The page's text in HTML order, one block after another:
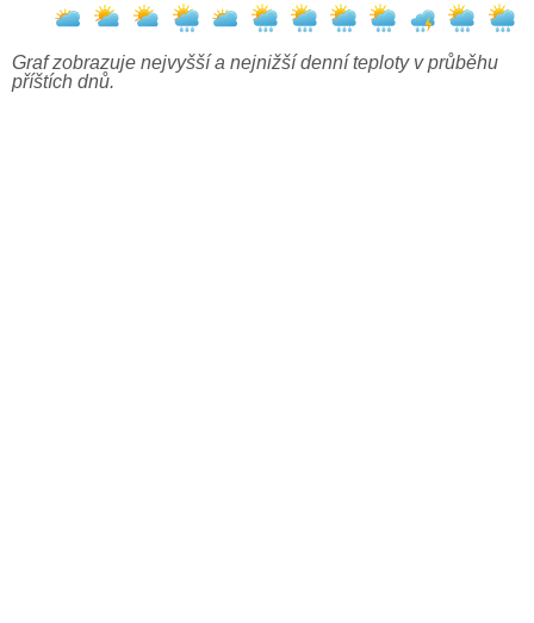
Graf zobrazuje nejvyšší a nejnižší denní teploty v průběhu
příštích dnů.